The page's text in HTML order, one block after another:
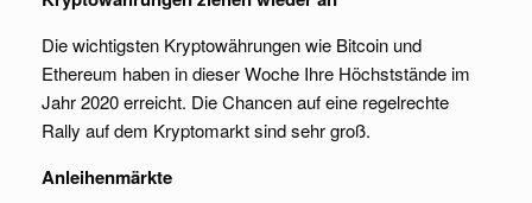
Die wichtigsten Kryptowährungen wie Bitcoin und
Ethereum haben in dieser Woche Ihre Höchststände im
Jahr 2020 erreicht. Die Chancen auf eine regelrechte
Rally auf dem Kryptomarkt sind sehr groß.
Anleihenmärkte